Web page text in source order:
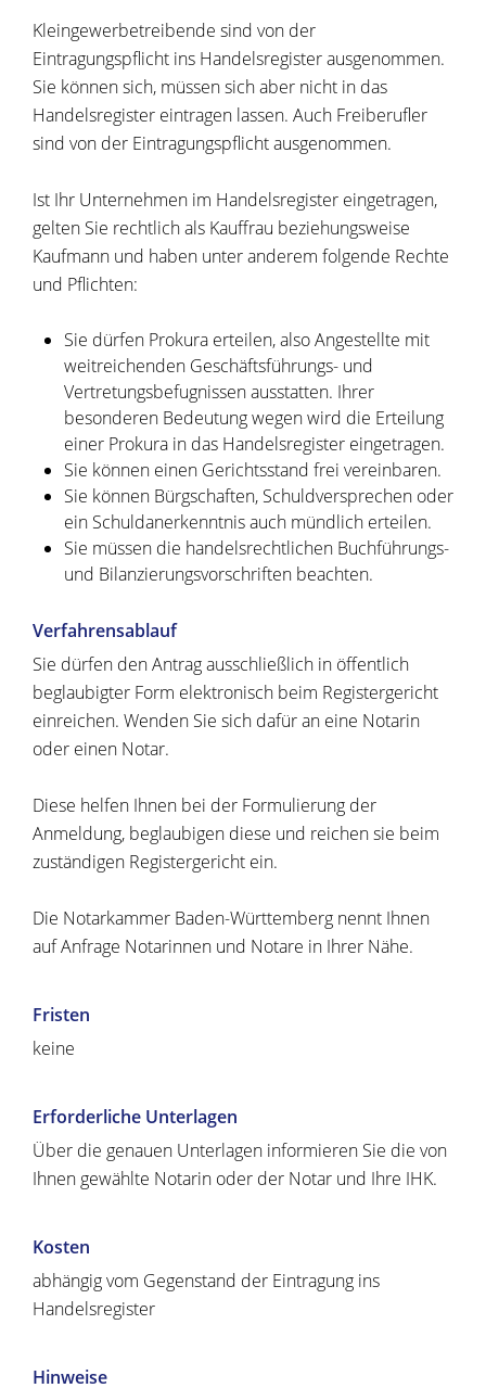
Kleingewerbetreibende sind von der
Eintragungspflicht ins Handelsregister ausgenommen.
Sie können sich, müssen sich aber nicht in das
Handelsregister eintragen lassen. Auch Freiberufler
sind von der Eintragungspflicht ausgenommen.
Ist Ihr Unternehmen im Handelsregister eingetragen,
gelten Sie rechtlich als Kauffrau beziehungsweise
Kaufmann und haben unter anderem folgende Rechte
und Pflichten:
Sie dürfen Prokura erteilen, also Angestellte mit
weitreichenden Geschäftsführungs- und
Vertretungsbefugnissen ausstatten. Ihrer
besonderen Bedeutung wegen wird die Erteilung
einer Prokura in das Handelsregister eingetragen.
Sie können einen Gerichtsstand frei vereinbaren.
Sie können Bürgschaften, Schuldversprechen oder
ein Schuldanerkenntnis auch mündlich erteilen.
Sie müssen die handelsrechtlichen Buchführungs-
und Bilanzierungsvorschriften beachten.
Verfahrensablauf
Sie dürfen den Antrag ausschließlich in öffentlich
beglaubigter Form elektronisch beim Registergericht
einreichen. Wenden Sie sich dafür an eine Notarin
oder einen Notar.
Diese helfen Ihnen bei der Formulierung der
Anmeldung, beglaubigen diese und reichen sie beim
zuständigen Registergericht ein.
Die Notarkammer Baden-Württemberg nennt Ihnen
auf Anfrage Notarinnen und Notare in Ihrer Nähe.
Fristen
keine
Erforderliche Unterlagen
Über die genauen Unterlagen informieren Sie die von
Ihnen gewählte Notarin oder der Notar und Ihre IHK.
Kosten
abhängig vom Gegenstand der Eintragung ins
Handelsregister
Hinweise